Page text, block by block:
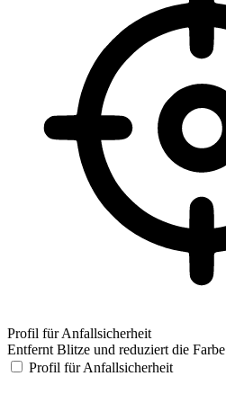
Profil für Anfallsicherheit
Entfernt Blitze und reduziert die Farbe
Profil für Anfallsicherheit